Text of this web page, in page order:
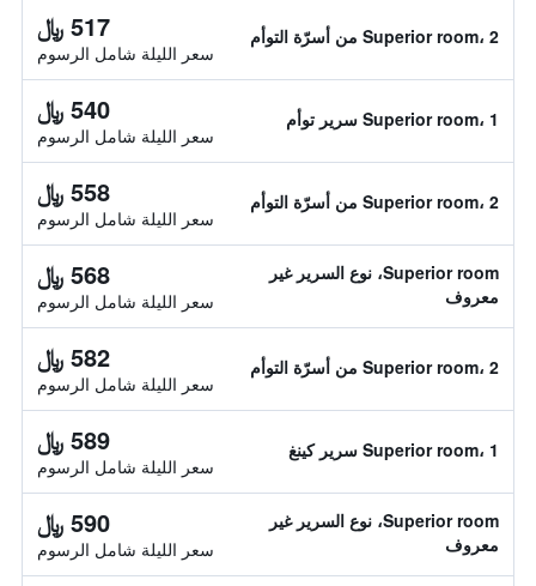
Superior room، 2 من أسرّة التوأم 517 ﷼
سعر الليلة شامل الرسوم
Superior room، 1 سرير توأم 540 ﷼
سعر الليلة شامل الرسوم
Superior room، 2 من أسرّة التوأم 558 ﷼
سعر الليلة شامل الرسوم
Superior room، نوع السرير غير
معروف
568 ﷼
سعر الليلة شامل الرسوم
Superior room، 2 من أسرّة التوأم 582 ﷼
سعر الليلة شامل الرسوم
Superior room، 1 سرير كينغ 589 ﷼
سعر الليلة شامل الرسوم
Superior room، نوع السرير غير
معروف
590 ﷼
سعر الليلة شامل الرسوم